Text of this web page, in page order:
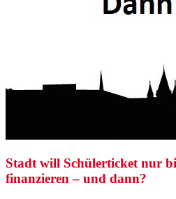
Stadt will Schülerticket nur
finanzieren – und dann?